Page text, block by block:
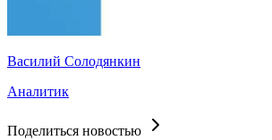
Василий Солодянкин
Аналитик
Поделиться новостью